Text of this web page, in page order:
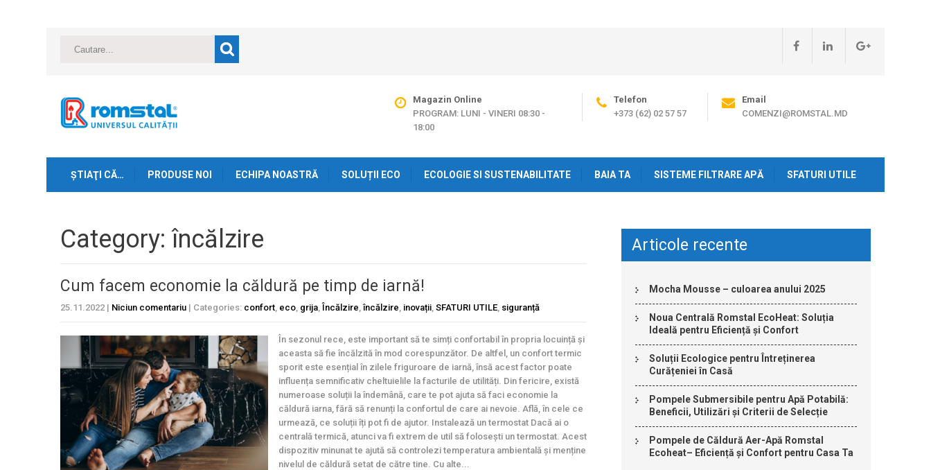
Magazin Online
PROGRAM: LUNI - VINERI 08:30 -
18:00
Telefon
+373 (62) 02 57 57
Email
COMENZI@ROMSTAL.MD
ŞTIAŢI CĂ… PRODUSE NOI ECHIPA NOASTRĂ SOLUȚII ECO ECOLOGIE SI SUSTENABILITATE BAIA TA SISTEME FILTRARE APĂ SFATURI UTILE
Category: încălzire
Cum facem economie la căldură pe timp de iarnă!
25.11.2022 | Niciun comentariu | Categories: confort, eco, grija, Încălzire,încălzire, inovații, SFATURI UTILE, siguranță
În sezonul rece, este important să te simți confortabil în propria locuință și
aceasta să fie încălzită în mod corespunzător. De altfel, un confort termic
sporit este esențial în zilele friguroare de iarnă, însă acest factor poate
influența semnificativ cheltuielile la facturile de utilități. Din fericire, există
numeroase soluții la îndemână, care te pot ajuta să faci economie la
căldură iarna, fără să renunți la confortul de care ai nevoie. Află, în cele ce
urmează, ce soluții îți pot fi de ajutor. Instalează un termostat Dacă ai o
centrală termică, atunci va fi extrem de util să folosești un termostat. Acest
dispozitiv minunat te ajută să controlezi temperatura ambientală și menține
nivelul de căldură setat de către tine. Cu alte...
Articole recente
Mocha Mousse – culoarea anului 2025
Noua Centrală Romstal EcoHeat: Soluția
Ideală pentru Eficiență și Confort
Soluții Ecologice pentru Întreținerea
Curățeniei în Casă
Pompele Submersibile pentru Apă Potabilă:
Beneficii, Utilizări și Criterii de Selecție
Pompele de Căldură Aer-Apă Romstal
Ecoheat– Eficiență și Confort pentru Casa Ta